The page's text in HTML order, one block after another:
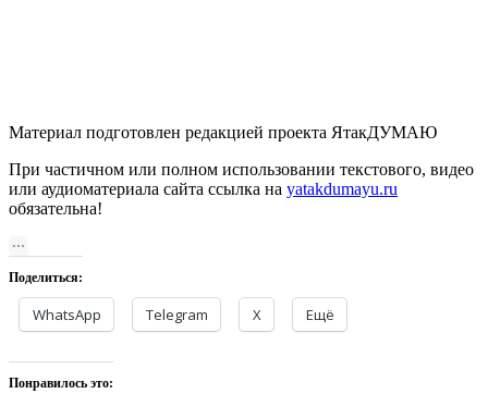
Материал подготовлен редакцией проекта ЯтакДУМАЮ
При частичном или полном использовании текстового, видео
или аудиоматериала сайта ссылка на yatakdumayu.ru
обязательна!
Поделиться:
WhatsApp Telegram X Ещё
Понравилось это: